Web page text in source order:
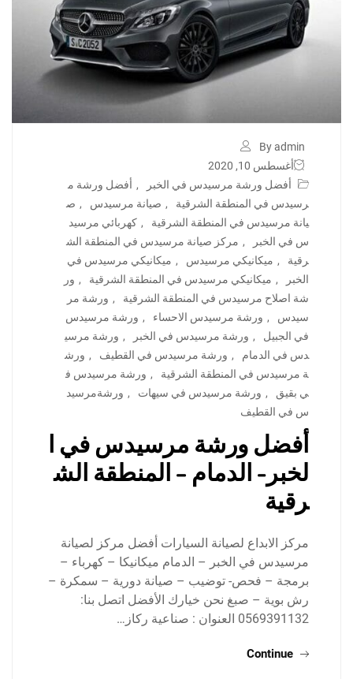
By admin
أغسطس 10, 2020
أفضل ورشة مرسيدس في الخبر
, أفضل ورشة م
رسيدس في المنطقة الشرقية
, صيانة مرسيدس , ص
يانة مرسيدس في المنطقة الشرقية
, كهربائي مرسيد
س في الخبر
, مركز صيانة مرسيدس في المنطقة الش
رقية
, ميكانيكي مرسيدس , ميكانيكي مرسيدس في
الخبر
, ميكانيكي مرسيدس في المنطقة الشرقية , ور
شة اصلاح مرسيدس في المنطقة الشرقية
, ورشة مر
سيدس
, ورشة مرسيدس الاحساء , ورشة مرسيدس
في الجبيل
, ورشة مرسيدس في الخبر , ورشة مرسي
دس في الدمام
, ورشة مرسيدس في القطيف , ورش
ة مرسيدس في المنطقة الشرقية
, ورشة مرسيدس ف
ي بقيق
, ورشة مرسيدس في سيهات , ورشةمرسيد
س في القطيف
أفضل ورشة مرسيدس في ا
لخبر- الدمام – المنطقة الش
رقية
مركز الابداع لصيانة السيارات أفضل مركز لصيانة
مرسيدس في الخبر – الدمام ميكانيكا – كهرباء –
برمجة – فحص- توضيب – صيانة دورية – سمكرة –
رش بوية – صبغ نحن خيارك الأفضل اتصل بنا:
0569391132 العنوان : صناعية ركاز…
Continue